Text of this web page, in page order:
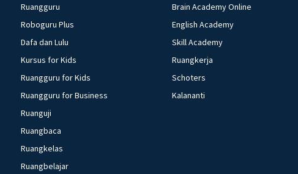
Ruangguru
Roboguru Plus
Dafa dan Lulu
Kursus for Kids
Ruangguru for Kids
Ruangguru for Business
Ruanguji
Ruangbaca
Ruangkelas
Ruangbelajar
Brain Academy Online
English Academy
Skill Academy
Ruangkerja
Schoters
Kalananti